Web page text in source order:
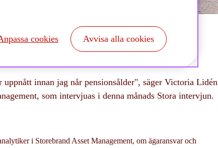
innan jag når pensionsålder", säger Victoria Lidén
som intervjuas i denna månads Stora intervjun.
i Storebrand Asset Management, om ägaransvar och
cookies Avvisa alla cookies